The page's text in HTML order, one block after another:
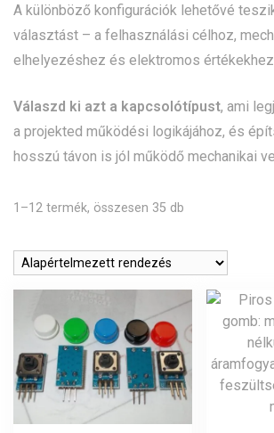
A különböző konfigurációk lehetővé
választást – a felhasználási célhoz,
elhelyezéshez és elektromos értékekhez
Válaszd ki azt a kapcsolótípust, ami
a projekted működési logikájához, és
hosszú távon is jól működő mechanikai
1–12 termék, összesen 35 db